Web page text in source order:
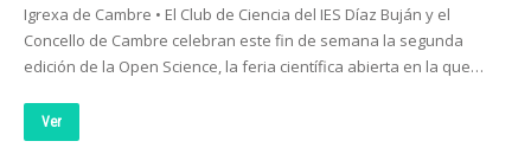
Igrexa de Cambre • El Club de Ciencia del IES Díaz Buján y el
Concello de Cambre celebran este fin de semana la segunda
edición de la Open Science, la feria científica abierta en la que…
Ver